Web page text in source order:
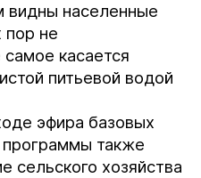
видны населенные
пор не
касается
питьевой водой
эфира базовых
также
сельского хозяйства